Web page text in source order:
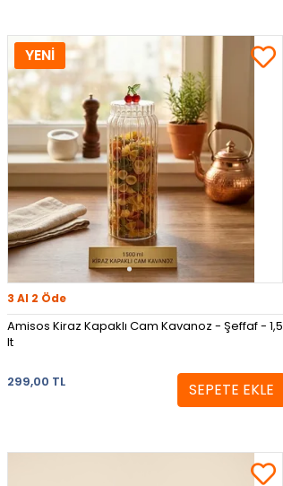
3 Al 2 Öde
Amisos Kiraz Kapaklı Cam Kavanoz - Şeffaf - 1,5
lt
299,00 TL SEPETE EKLE
YENİ